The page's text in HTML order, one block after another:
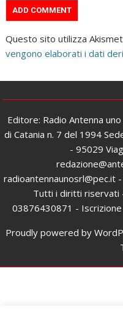
Questo sito utilizza
vengono elaborati i dati
Editore: Radio Antenna
di Catania n. 7 del 1994
- 95029
radioantennaunosrl@pec.it
Tutti i diritti riservati
03876430871 -
Proudly powered by